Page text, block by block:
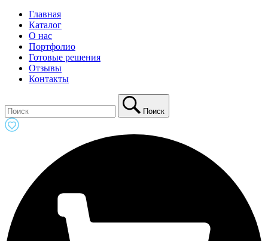
Главная
Каталог
О нас
Портфолио
Готовые решения
Отзывы
Контакты
Поиск